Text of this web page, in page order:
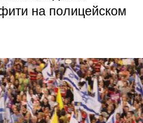
на полицейском